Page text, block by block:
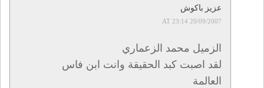
عزيز باكوش
20/09/2007 AT 23:14
الزميل محمد الزعماري
لقد اصبت كبد الحقيقة وانت ابن فاس
العالمة